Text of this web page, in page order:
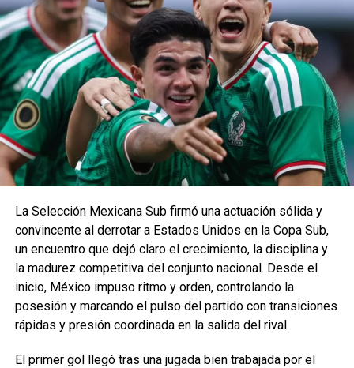
La Selección Mexicana Sub firmó una actuación sólida y
convincente al derrotar a Estados Unidos en la Copa Sub,
un encuentro que dejó claro el crecimiento, la disciplina y
la madurez competitiva del conjunto nacional. Desde el
inicio, México impuso ritmo y orden, controlando la
posesión y marcando el pulso del partido con transiciones
rápidas y presión coordinada en la salida del rival.
El primer gol llegó tras una jugada bien trabajada por el